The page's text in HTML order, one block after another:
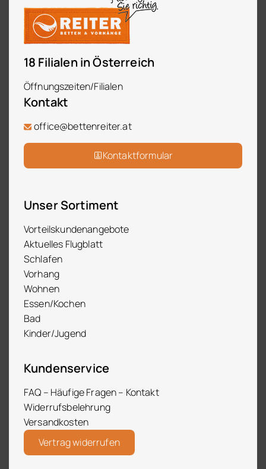
18 Filialen in Österreich
Öffnungszeiten/Filialen
Kontakt
office@bettenreiter.at
Kontaktformular
Unser Sortiment
Vorteilskundenangebote
Aktuelles Flugblatt
Schlafen
Vorhang
Wohnen
Essen/Kochen
Bad
Kinder/Jugend
Kundenservice
FAQ – Häufige Fragen – Kontakt
Widerrufsbelehrung
Versandkosten
Vertrag widerrufen